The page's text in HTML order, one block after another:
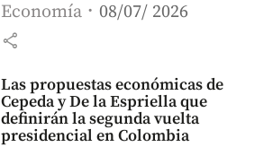
Economía 08/07/ 2026
share
Las propuestas económicas de
Cepeda y De la Espriella que
definirán la segunda vuelta
presidencial en Colombia